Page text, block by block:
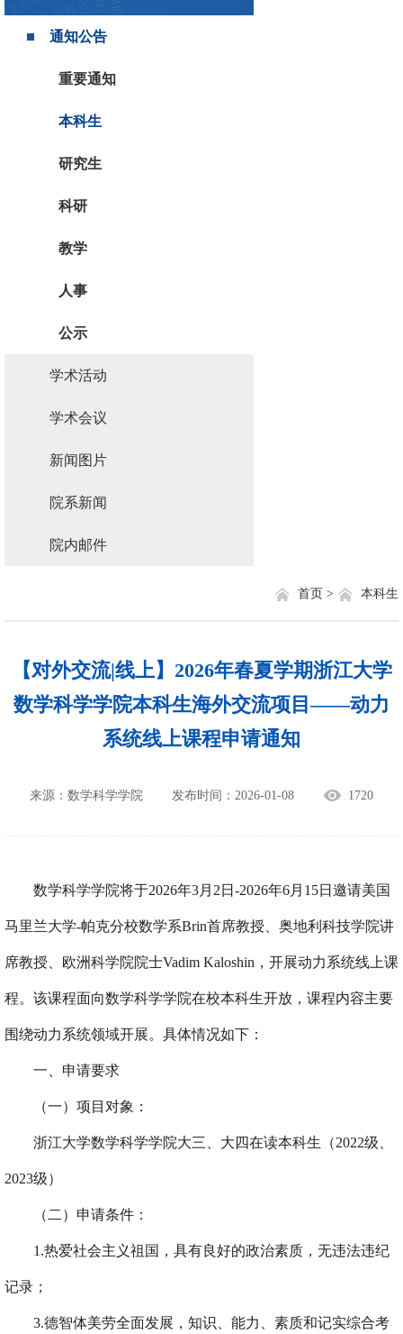
通知公告
重要通知
本科生
研究生
科研
教学
人事
公示
学术活动
学术会议
新闻图片
院系新闻
院内邮件
本科生
首页 >
【对外交流|线上】2026年春夏学期浙江大学
数学科学学院本科生海外交流项目——动力
系统线上课程申请通知
来源：数学科学学院 发布时间：2026-01-08 1720
数学科学学院将于2026年3月2日-2026年6月15日 邀请美国
马里兰大学-帕克分校数学系Brin首席教授、奥地利科技学院讲
席教授、欧洲科学院院士Vadim Kaloshin ，开展动力系统线上课
程。该课程面向数学科学学院在校本科生开放，课程内容主要
围绕动力系统领域开展。具体情况如下：
一、申请要求
（一）项目对象：
浙江大学数学科学学院大三、大四在读本科生 （2022级、
2023级）
（二）申请条件：
1.热爱社会主义祖国，具有良好的政治素质，无违法违纪
记录；
3.德智体美劳全面发展，知识、能力、素质和记实综合考